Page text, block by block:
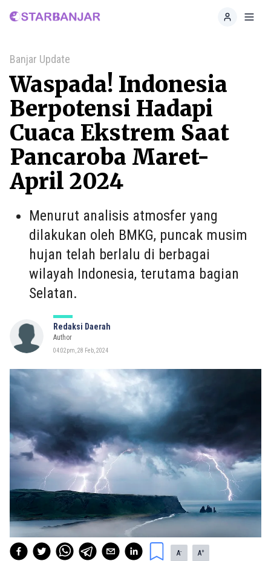
Home
Banjar Update
Waspada! Indonesia
Berpotensi Hadapi
Cuaca Ekstrem Saat
Pancaroba Maret-
April 2024
Menurut analisis atmosfer yang
dilakukan oleh BMKG, puncak musim
hujan telah berlalu di berbagai
wilayah Indonesia, terutama bagian
Selatan.
Redaksi Daerah
Author
04:02pm, 28 Feb, 2024
A- A+